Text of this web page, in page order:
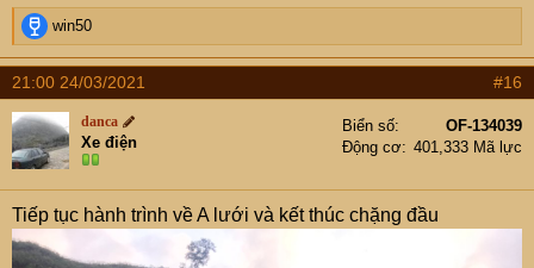
R
e
a
c
t
i
o
n
s
:
win50
21:00 24/03/2021 #16
danca
Xe điện
Biển số
OF-134039
Động cơ
401,333 Mã lực
Tiếp tục hành trình về A lưới và kết thúc chặng đầu